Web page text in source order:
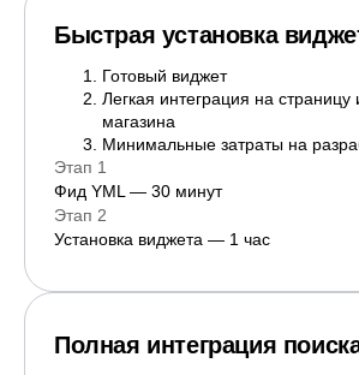
Быстрая установка
Готовый виджет
Легкая интеграция на страницу
магазина
Минимальные затраты на
Этап 1
Фид YML — 30 минут
Этап 2
Установка виджета — 1 час
Полная интеграция